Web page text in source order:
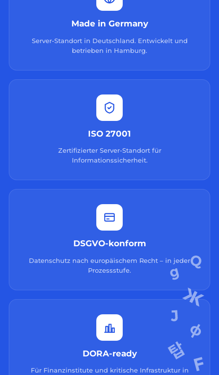
Made in Germany
Server-Standort in Deutschland. Entwickelt und
betrieben in Hamburg.
ISO 27001
Zertifizierter Server-Standort für
Informationssicherheit.
DSGVO-konform
Datenschutz nach europäischem Recht – in jeder
Prozessstufe.
DORA-ready
Für Finanzinstitute und kritische Infrastruktur in